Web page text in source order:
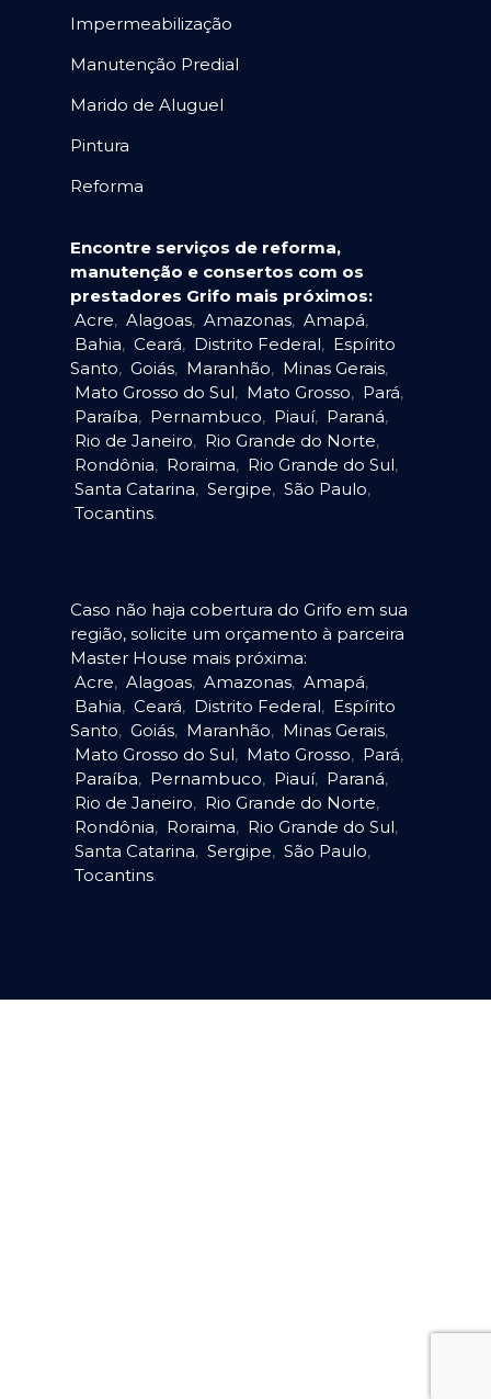
Impermeabilização
Manutenção Predial
Marido de Aluguel
Pintura
Reforma
Encontre serviços de reforma,
manutenção e consertos com os
prestadores Grifo mais próximos:
Acre, Alagoas, Amazonas, Amapá,
Bahia, Ceará, Distrito Federal, Espírito
Santo, Goiás, Maranhão, Minas Gerais,
Mato Grosso do Sul, Mato Grosso, Pará,
Paraíba, Pernambuco, Piauí, Paraná,
Rio de Janeiro, Rio Grande do Norte,
Rondônia, Roraima, Rio Grande do Sul,
Santa Catarina, Sergipe, São Paulo,
Tocantins.
Caso não haja cobertura do Grifo em sua
região, solicite um orçamento à parceira
Master House mais próxima:
Acre, Alagoas, Amazonas, Amapá,
Bahia, Ceará, Distrito Federal, Espírito
Santo, Goiás, Maranhão, Minas Gerais,
Mato Grosso do Sul, Mato Grosso, Pará,
Paraíba, Pernambuco, Piauí, Paraná,
Rio de Janeiro, Rio Grande do Norte,
Rondônia, Roraima, Rio Grande do Sul,
Santa Catarina, Sergipe, São Paulo,
Tocantins.